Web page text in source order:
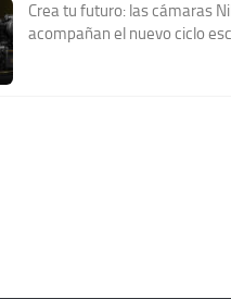
Crea tu futuro: las cámaras
acompañan el nuevo ciclo